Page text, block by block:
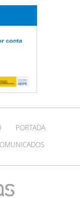
PORTADA